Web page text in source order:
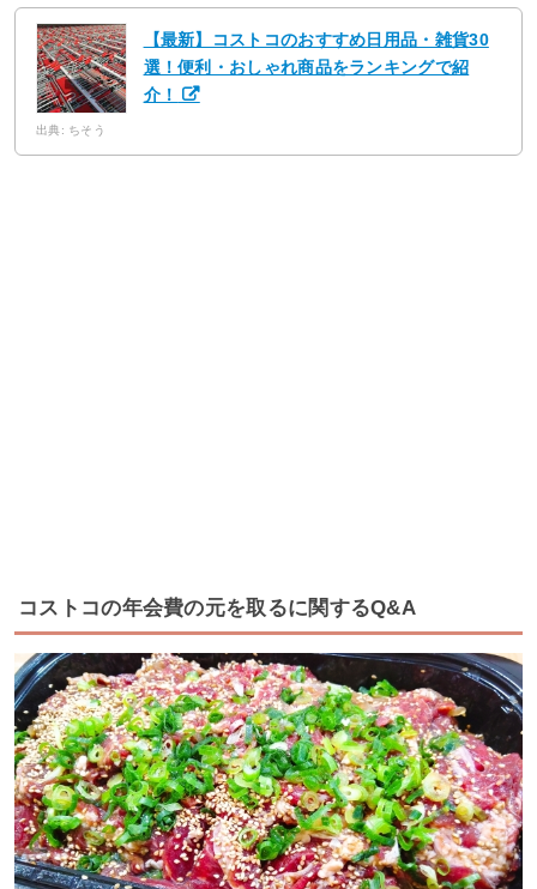
【最新】コストコのおすすめ日用品・雑貨30
選！便利・おしゃれ商品をランキングで紹
介！
出典: ちそう
コストコの年会費の元を取るに関するQ&A